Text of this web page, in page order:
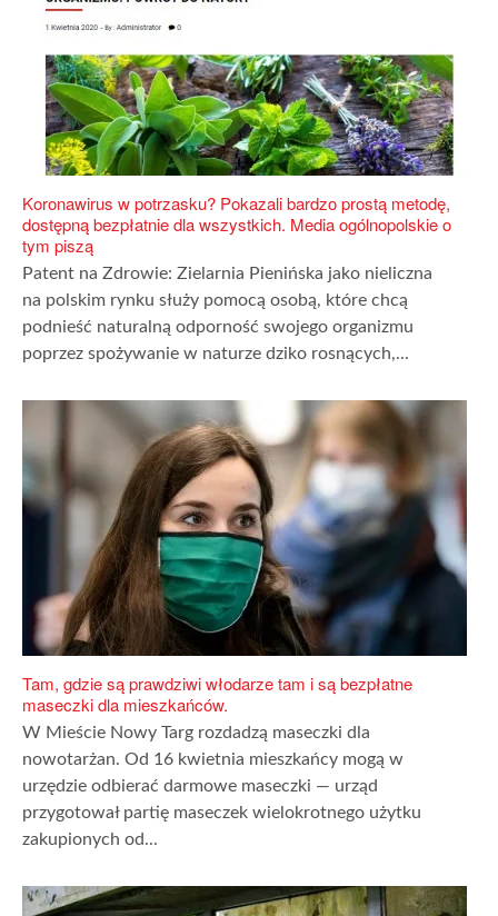
Koronawirus w potrzasku? Pokazali bardzo prostą metodę,
dostępną bezpłatnie dla wszystkich. Media ogólnopolskie o
tym piszą
Patent na Zdrowie: Zielarnia Pienińska jako nieliczna
na polskim rynku służy pomocą osobą, które chcą
podnieść naturalną odporność swojego organizmu
poprzez spożywanie w naturze dziko rosnących,...
Tam, gdzie są prawdziwi włodarze tam i są bezpłatne
maseczki dla mieszkańców.
W Mieście Nowy Targ rozdadzą maseczki dla
nowotarżan. Od 16 kwietnia mieszkańcy mogą w
urzędzie odbierać darmowe maseczki — urząd
przygotował partię maseczek wielokrotnego użytku
zakupionych od...